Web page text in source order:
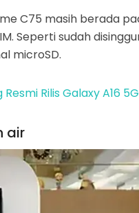
C75 masih berada
Seperti sudah
microSD.
Resmi Rilis Galaxy A16
air